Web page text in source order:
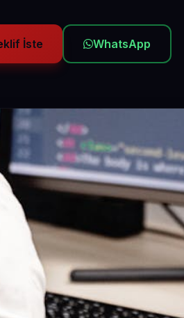
İste WhatsApp